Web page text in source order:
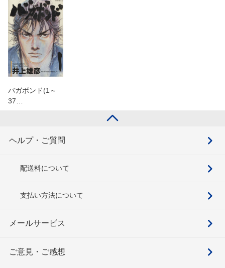
バガボンド(1～
37…
ヘルプ・ご質問
配送料について
支払い方法について
メールサービス
ご意見・ご感想